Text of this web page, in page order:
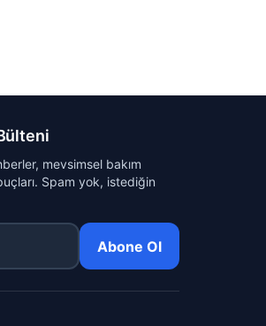
mevsimsel bakım
Spam yok, istediğin
Abone Ol